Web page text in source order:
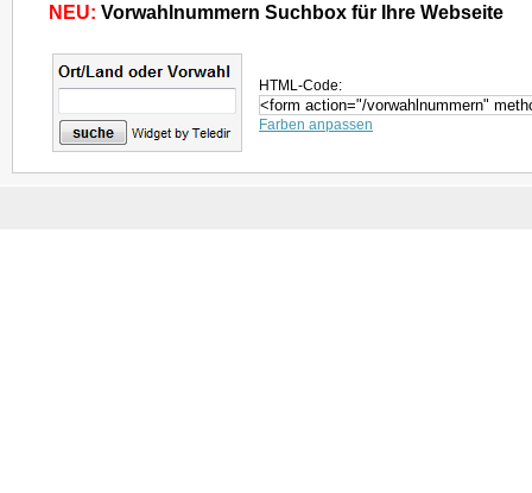
NEU: Vorwahlnummern Suchbox für Ihre Webseite
HTML-Code:
Farben anpassen